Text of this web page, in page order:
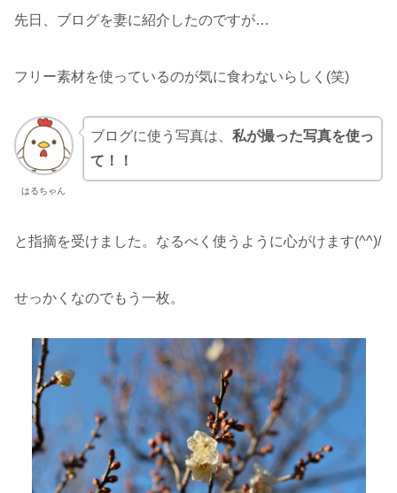
先日、ブログを妻に紹介したのですが…
フリー素材を使っているのが気に食わないらしく(笑)
はるちゃん
ブログに使う写真は、 私が撮った写真を使っ
て！！
と指摘を受けました。なるべく使うように心がけます(^^)/
せっかくなのでもう一枚。